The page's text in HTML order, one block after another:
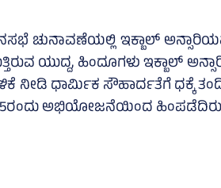
ಚುನಾವಣೆಯಲ್ಲಿ ಇಕ್ಬಾಲ್‌
ಯುದ್ದ, ಹಿಂದೂಗಳು ಇಕ್ಬಾಲ್‌
ನೀಡಿ ಧಾರ್ಮಿಕ ಸೌಹಾರ್ದತೆಗೆ ಧಕ್ಕೆ
ಅಭಿಯೋಜನೆಯಿಂದ